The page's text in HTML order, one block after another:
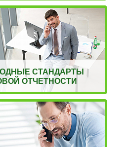
СТАНДАРТЫ
ОТЧЕТНОСТИ